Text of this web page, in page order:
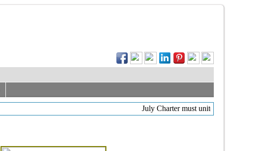
July Charter must unite, not divide